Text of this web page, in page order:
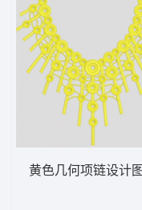
黄色几何项链设计